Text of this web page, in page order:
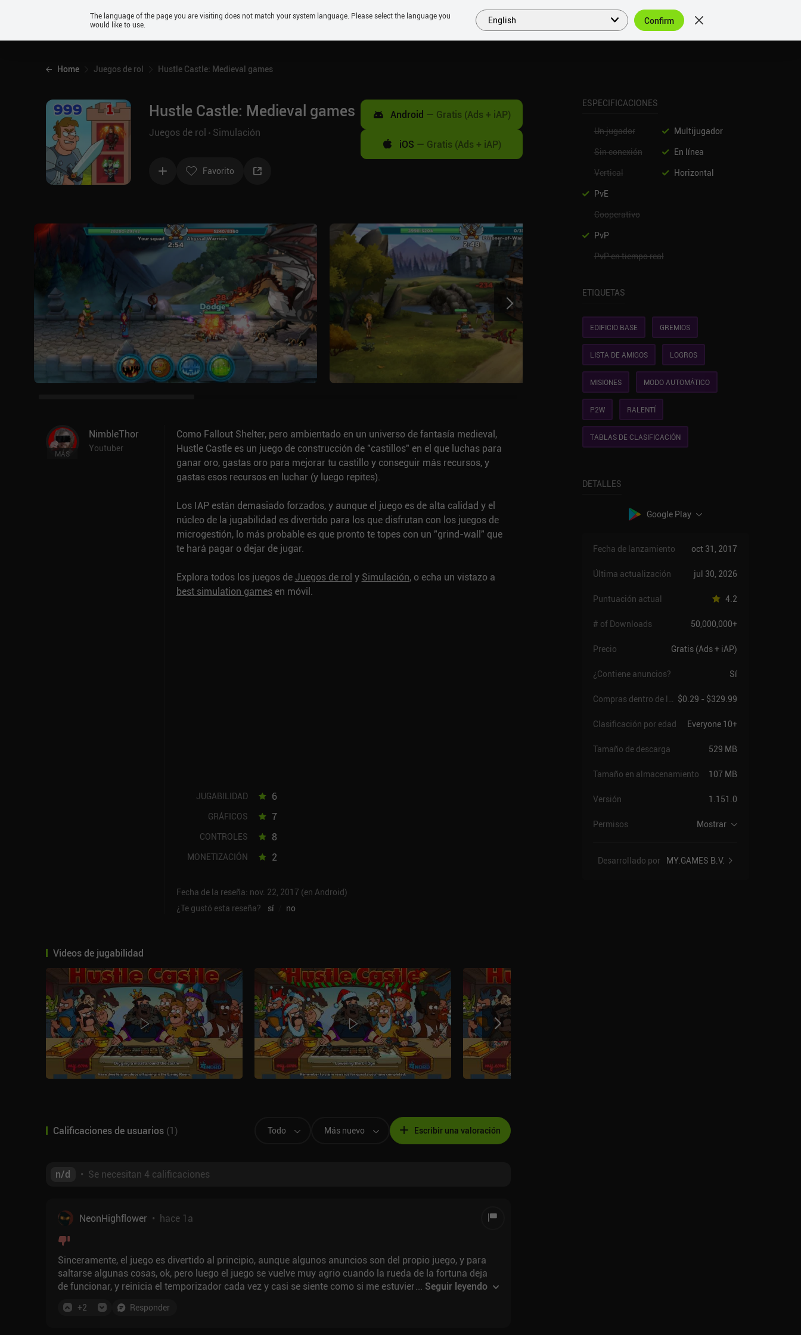
Android
PRÓXIMOS SIMILARES COLECCIONES TOP ES
Home Juegos de rol Hustle Castle: Medieval games
Hustle Castle: Medieval games
Juegos de rol Simulación
Favorito
Android — Gratis (Ads + iAP)
iOS — Gratis (Ads + iAP)
MÁS
NimbleThor
Youtuber
Como Fallout Shelter, pero ambientado en un universo de fantasía medieval,
Hustle Castle es un juego de construcción de "castillos" en el que luchas para
ganar oro, gastas oro para mejorar tu castillo y conseguir más recursos, y
gastas esos recursos en luchar (y luego repites).
Los IAP están demasiado forzados, y aunque el juego es de alta calidad y el
núcleo de la jugabilidad es divertido para los que disfrutan con los juegos de
microgestión, lo más probable es que pronto te topes con un "grind-wall" que
te hará pagar o dejar de jugar.
Explora todos los juegos de Juegos de rol y Simulación, o echa un vistazo a
best simulation gamesen móvil.
JUGABILIDAD 6
GRÁFICOS 7
CONTROLES 8
MONETIZACIÓN 2
Fecha de la reseña: nov. 22, 2017 (en Android)
¿Te gustó esta reseña?
sí no
Videos de jugabilidad
Calificaciones de usuarios (1) Todo Más nuevo Escribir una valoración
n/d • Se necesitan 4 calificaciones
NeonHighflower • hace 1a
Sinceramente, el juego es divertido al principio, aunque algunos anuncios son del propio juego, y para
saltarse algunas cosas, ok, pero luego el juego se vuelve muy agrio cuando la rueda de la fortuna deja
de funcionar, y reinicia el temporizador cada vez y casi se siente como si me estuvieran obligando a
completamente irrelevante, usted puede fácilmente dejar que sus personajes sueltos, incluso si usted
... Seguir leyendo
+2 Responder
ESPECIFICACIONES
Un jugador
Multijugador
Sin conexión
En línea
Vertical
Horizontal
PvE
Cooperativo
PvP
PvP en tiempo real
ETIQUETAS
EDIFICIO BASE GREMIOS
LISTA DE AMIGOS LOGROS
MISIONES MODO AUTOMÁTICO
P2W RALENTÍ
TABLAS DE CLASIFICACIÓN
DETALLES
Google Play
Fecha de lanzamiento oct 31, 2017
Última actualización jul 30, 2026
Puntuación actual 4.2
# of Downloads 50,000,000+
Precio Gratis (Ads + iAP)
¿Contiene anuncios? Sí
Compras dentro de la app $0.29 - $329.99
Clasificación por edad Everyone 10+
Tamaño de descarga 529 MB
Tamaño en almacenamiento 107 MB
Versión 1.151.0
Permisos Mostrar
Desarrollado por MY.GAMES B.V.
The language of the page you are visiting does not match your system language. Please select the language you
would like to use.
English Confirm